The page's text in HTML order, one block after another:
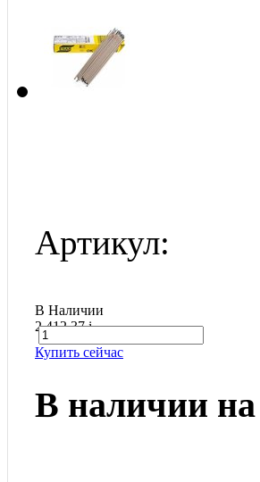
Артикул:
В Наличии
2 412.37i
Купить сейчас
В наличии на